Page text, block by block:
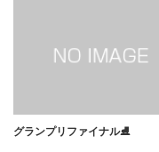
グランプリファイナル⛸